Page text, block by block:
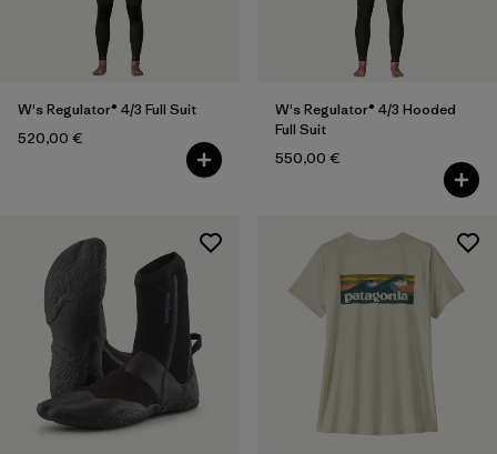
Einheitsgröße (10)
Filter by
Passform
Filter by
Farbe
Filter by
Material
Filter by
Produktfamilie
W's Regulator® 4/3 Full Suit
520,00 €
W's Regulator® 4/3 Hooded
Full Suit
550,00 €